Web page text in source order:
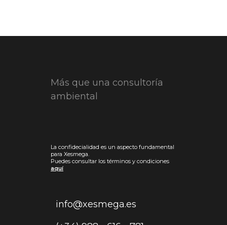
Más que una consultoría
ambiental
La confidecialidad es un aspecto fundamental
para Xesmega.
Puedes consultar los términos y condiciones
aquí
info@xesmega.es